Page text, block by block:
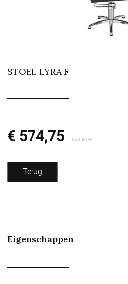
STOEL LYRA F
€ 574,75 Incl. BTW
Terug
Eigenschappen